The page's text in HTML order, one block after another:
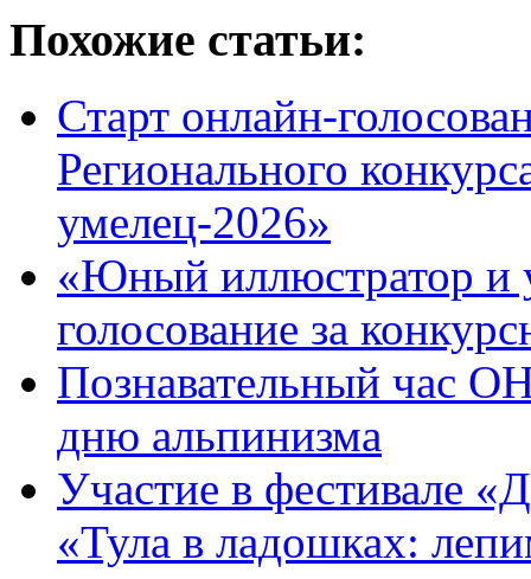
Похожие статьи:
Старт онлайн-
Регионального
умелец-2026»
«Юный иллюстратор и
голосование за
Познавательный час
дню альпинизма
Участие в фестивале
«Тула в ладошках: